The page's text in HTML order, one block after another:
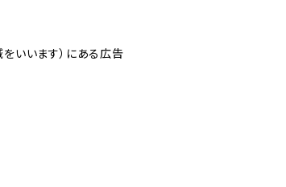
いいます）にある広告